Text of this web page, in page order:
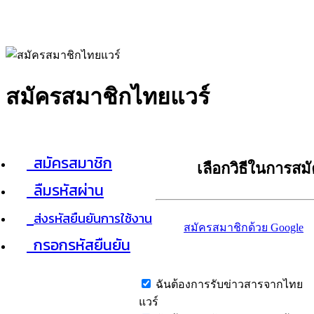
สมัครสมาชิกไทยแวร์
สมัครสมาชิก
ลืมรหัสผ่าน
ส่งรหัสยืนยันการใช้งาน
กรอกรหัสยืนยัน
เลือกวิธีในการส
สมัครสมาชิกด้วย Google
ฉันต้องการรับข่าวสารจากไทย
แวร์